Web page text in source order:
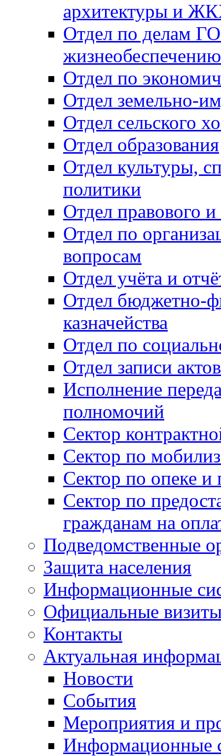
архитектуры и
Отдел по делам
Отдел по
Отдел земельно-
Отдел сельского
Отдел образования
Отдел культуры,
политики
Отдел правового
Отдел по
вопросам
Отдел учёта и
Отдел бюджетно-
казначейства
Отдел по
Отдел записи
Исполнение
полномочий
Сектор
Сектор по
Сектор по опеке и
Сектор по
гражданам на
Подведомственные
Защита населения
Информационные
Официальные
Контакты
Актуальная
Новости
События
Мероприятия и
Информационные